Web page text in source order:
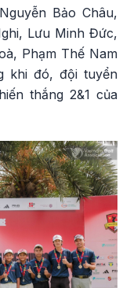
Bảo Châu,
Lưu Minh Đức,
Phạm Thế Nam
khi đó, đội tuyển
thắng 2&1 của